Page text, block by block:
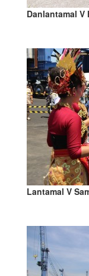
Danlantamal
Lantamal V